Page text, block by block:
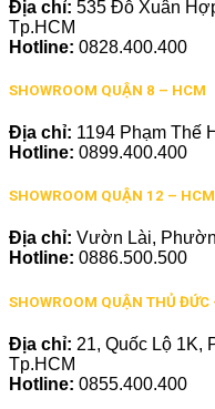
Địa chỉ: 535 Đỗ Xuân
Tp.HCM
Hotline: 0828.400.400
SHOWROOM QUẬN 8 – HCM
Địa chỉ: 1194 Phạm Thế
Hotline: 0899.400.400
SHOWROOM QUẬN 12 – HCM
Địa chỉ: Vườn Lài,
Hotline: 0886.500.500
SHOWROOM QUẬN THỦ
Địa chỉ: 21, Quốc Lộ 1K,
Tp.HCM
Hotline: 0855.400.400